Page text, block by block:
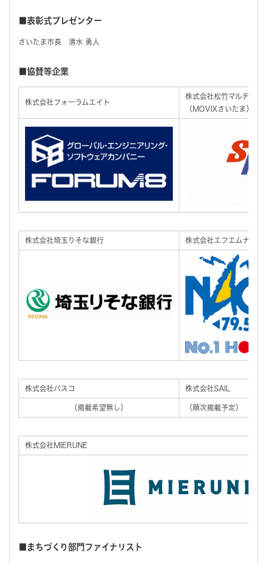
■表彰式プレゼンター
さいたま市長 清水 勇人
■協賛等企業
株式会社フォーラムエイト
株式会社松竹マルチプレ
（MOVIXさいたま）
株式会社埼玉りそな銀行 株式会社エフエムナック
株式会社パスコ 株式会社SAIL
（掲載希望無し） （順次掲載予定）
株式会社MIERUNE
■まちづくり部門ファイナリスト